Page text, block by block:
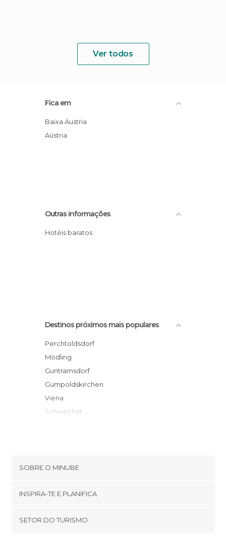
Ver todos
Fica em
Baixa Áustria
Aústria
Outras informações
Hotéis baratos
Destinos próximos mais populares
Perchtoldsdorf
Mödling
Guntramsdorf
Gumpoldskirchen
Viena
Schwechat
Sollenau
Tulln
Wiener Neustadt
SOBRE O MINUBE
Términos e Condições
INSPIRA-TE E PLANIFICA
SETOR DO TURISMO